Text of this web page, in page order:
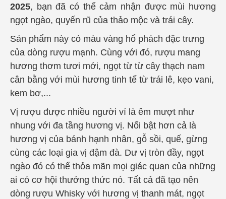
2025, bạn đã có thể cảm nhận được mùi hương
ngọt ngào, quyến rũ của thảo mộc và trái cây.
Sản phẩm này có màu vàng hổ phách đặc trưng
của dòng rượu mạnh. Cùng với đó, rượu mang
hương thơm tươi mới, ngọt từ từ cây thạch nam
cân bằng với mùi hương tinh tế từ trái lê, kẹo vani,
kem bơ,...
Vị rượu được nhiều người ví là êm mượt như
nhung với đa tầng hương vị. Nổi bật hơn cả là
hương vị của bánh hạnh nhân, gỗ sồi, quế, gừng
cùng các loại gia vị đậm đà. Dư vị tròn đầy, ngọt
ngào đó có thể thỏa mãn mọi giác quan của những
ai có cơ hội thưởng thức nó. Tất cả đã tạo nên
dòng rượu Whisky với hương vị thanh mát, ngọt